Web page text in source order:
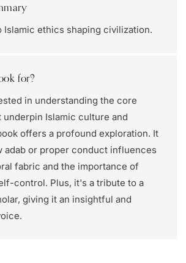
Islamic ethics shaping civilization.
for?
in understanding the core
underpin Islamic culture and
offers a profound exploration. It
adab or proper conduct influences
fabric and the importance of
control. Plus, it's a tribute to a
giving it an insightful and